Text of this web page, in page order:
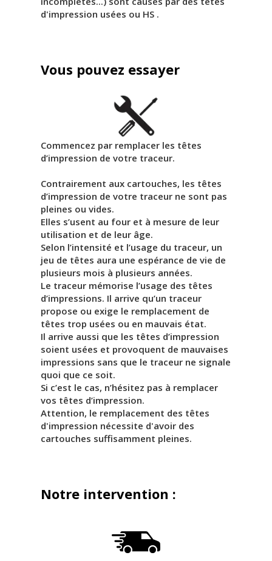
d'impression usées ou HS .
Vous pouvez essayer
Commencez par remplacer les têtes
d’impression de votre traceur.
Contrairement aux cartouches, les têtes
d’impression de votre traceur ne sont pas
pleines ou vides.
Elles s’usent au four et à mesure de leur
utilisation et de leur âge.
Selon l’intensité et l’usage du traceur, un
jeu de têtes aura une espérance de vie de
plusieurs mois à plusieurs années.
Le traceur mémorise l’usage des têtes
d’impressions. Il arrive qu’un traceur
propose ou exige le remplacement de
têtes trop usées ou en mauvais état.
Il arrive aussi que les têtes d’impression
soient usées et provoquent de mauvaises
impressions sans que le traceur ne signale
quoi que ce soit.
Si c’est le cas, n’hésitez pas à remplacer
vos têtes d’impression.
Attention, le remplacement des têtes
d'impression nécessite d'avoir des
cartouches suffisamment pleines.
Notre intervention :